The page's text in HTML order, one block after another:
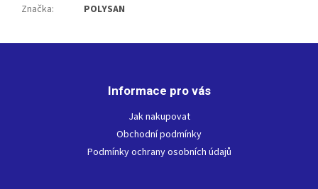
Značka: POLYSAN
Informace pro vás
Jak nakupovat
Obchodní podmínky
Podmínky ochrany osobních údajů